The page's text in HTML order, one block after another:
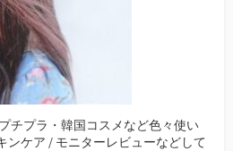
チプラ・韓国コスメなど色々使い
ンケア / モニターレビューなどして